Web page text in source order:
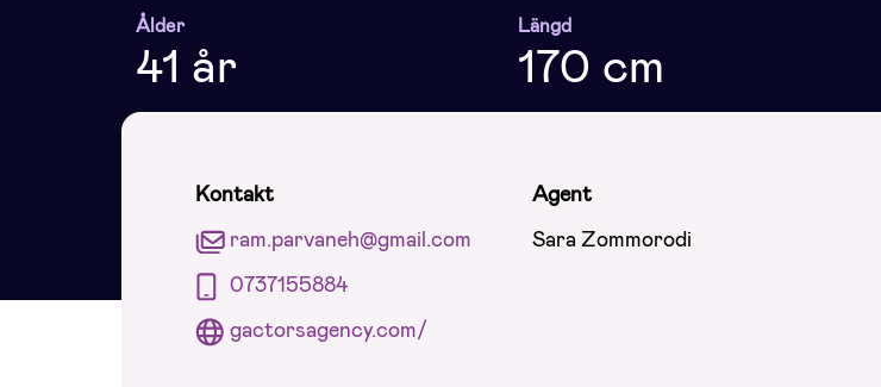
Ålder
41 år
Längd
170 cm
Kontakt
ram.parvaneh@gmail.com
0737155884
gactorsagency.com/
Agent
Sara Zommorodi